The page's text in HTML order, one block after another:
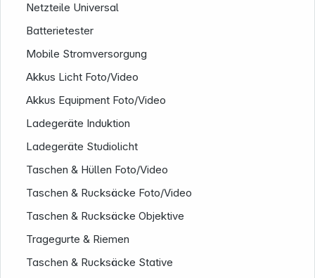
Netzteile Universal
Batterietester
Mobile Stromversorgung
Akkus Licht Foto/Video
Akkus Equipment Foto/Video
Ladegeräte Induktion
Ladegeräte Studiolicht
Taschen & Hüllen Foto/Video
Taschen & Rucksäcke Foto/Video
Taschen & Rucksäcke Objektive
Tragegurte & Riemen
Taschen & Rucksäcke Stative
Service